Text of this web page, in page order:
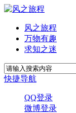
风之旅程
万物有趣
求知之迷
快捷导航
QQ登录
微博登录